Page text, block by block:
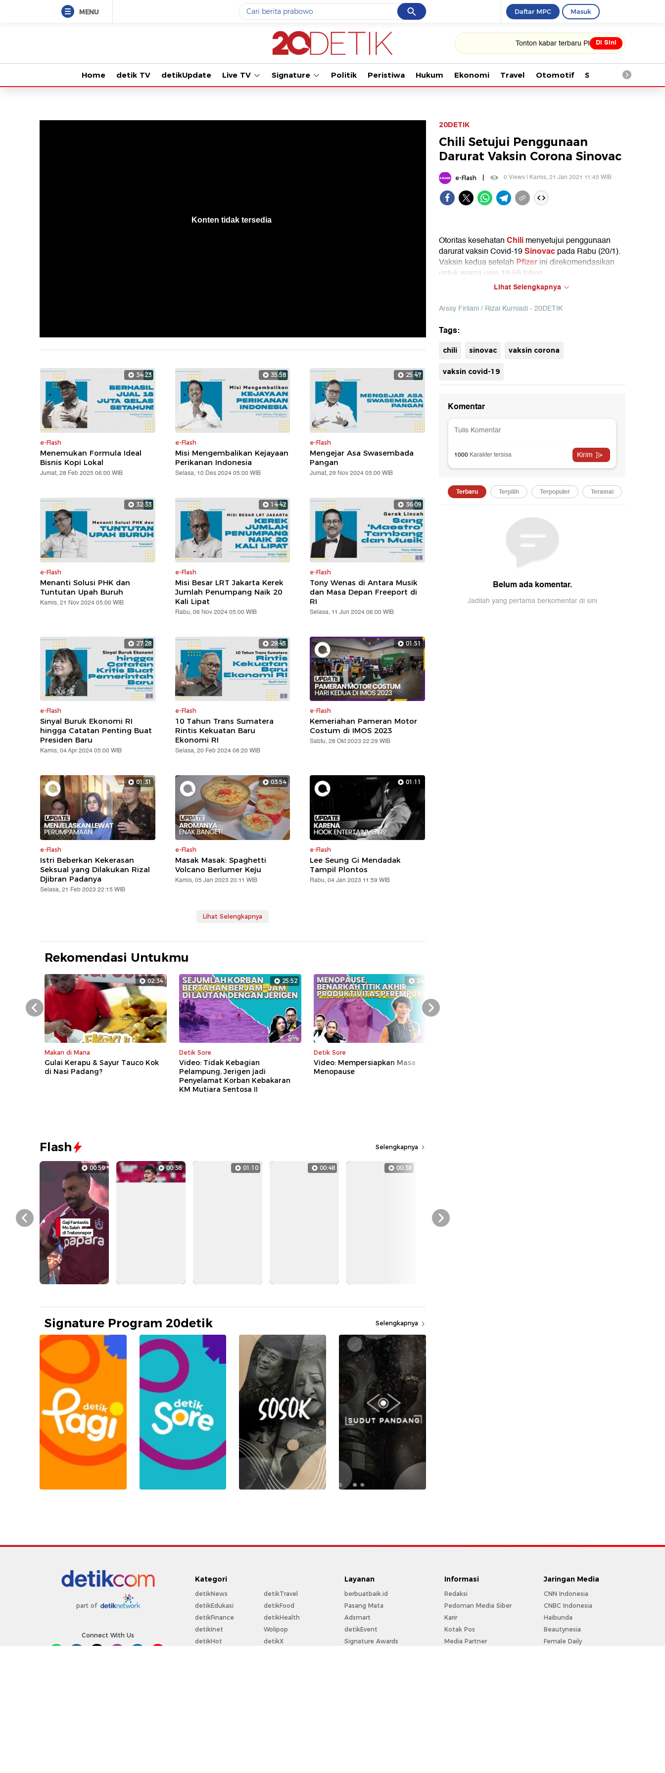
MENU Cancel
Yang sedang ramai dicari
data live draw sgp
#3prabowo
#5demo
Daftar MPC Masuk
Tonton kabar terbaru PIALA DUNIA 2026
Di Sini
Home detik TV detikUpdate Live TV Signature Politik Peristiwa Hukum Ekonomi Travel Otomotif Saintek
Konten tidak tersedia
34:23
e-Flash
Menemukan Formula Ideal
Bisnis Kopi Lokal
Jumat, 28 Feb 2025 06:00 WIB
35:58
e-Flash
Misi Mengembalikan Kejayaan
Perikanan Indonesia
Selasa, 10 Des 2024 05:00 WIB
25:47
e-Flash
Mengejar Asa Swasembada
Pangan
Jumat, 29 Nov 2024 05:00 WIB
32:33
e-Flash
Menanti Solusi PHK dan
Tuntutan Upah Buruh
Kamis, 21 Nov 2024 05:00 WIB
14:42
e-Flash
Misi Besar LRT Jakarta Kerek
Jumlah Penumpang Naik 20
Kali Lipat
Rabu, 06 Nov 2024 05:00 WIB
36:09
e-Flash
Tony Wenas di Antara Musik
dan Masa Depan Freeport di
RI
Selasa, 11 Jun 2024 06:00 WIB
27:28
e-Flash
Sinyal Buruk Ekonomi RI
hingga Catatan Penting Buat
Presiden Baru
Kamis, 04 Apr 2024 05:00 WIB
28:45
e-Flash
10 Tahun Trans Sumatera
Rintis Kekuatan Baru
Ekonomi RI
Selasa, 20 Feb 2024 08:20 WIB
01:51
e-Flash
Kemeriahan Pameran Motor
Costum di IMOS 2023
Sabtu, 28 Okt 2023 22:29 WIB
01:31
e-Flash
Istri Beberkan Kekerasan
Seksual yang Dilakukan Rizal
Djibran Padanya
Selasa, 21 Feb 2023 22:15 WIB
03:54
e-Flash
Masak Masak: Spaghetti
Volcano Berlumer Keju
Kamis, 05 Jan 2023 20:11 WIB
01:11
e-Flash
Lee Seung Gi Mendadak
Tampil Plontos
Rabu, 04 Jan 2023 11:59 WIB
Lihat Selengkapnya
Rekomendasi Untukmu
02:34
Makan di Mana
Gulai Kerapu & Sayur Tauco Kok
di Nasi Padang?
25:52
Detik Sore
Video: Tidak Kebagian
Pelampung, Jerigen jadi
Penyelamat Korban Kebakaran
KM Mutiara Sentosa II
24:01
Detik Sore
Video: Mempersiapkan Masa
Menopause
Prev Next
Flash Selengkapnya
00:59 00:36 01:10 00:48 00:38
Prev Next
Signature Program 20detik Selengkapnya
20DETIK
Chili Setujui Penggunaan
Darurat Vaksin Corona Sinovac
e-Flash| 0 Views | Kamis, 21 Jan 2021 11:45 WIB
Otoritas kesehatanChilimenyetujui penggunaan
darurat vaksin Covid-19Sinovacpada Rabu (20/1).
Vaksin kedua setelah Pfizerini direkomendasikan
untuk warga usia 18-59 tahun.
Lihat Selengkapnya
Arssy Firliani / Rizal Kurniadi - 20DETIK
Tags:
chili sinovac vaksin corona
vaksin covid-19
part of
Connect With Us
Kategori
detikNews
detikEdukasi
detikFinance
detikInet
detikHot
detikTravel
detikFood
detikHealth
Wolipop
detikX
Layanan
berbuatbaik.id
Pasang Mata
Adsmart
detikEvent
Signature Awards
Informasi
Redaksi
Pedoman Media Siber
Karir
Kotak Pos
Media Partner
Jaringan Media
CNN Indonesia
CNBC Indonesia
Haibunda
Beautynesia
Female Daily